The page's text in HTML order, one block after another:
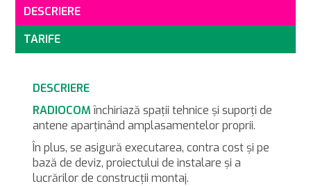
DESCRIERE
TARIFE
DESCRIERE
RADIOCOMînchiriază spaţii tehnice şi suporţi de
antene aparţinând amplasamentelor proprii.
În plus, se asigură executarea, contra cost şi pe
bază de deviz, proiectului de instalare şi a
lucrărilor de construcţii montaj.